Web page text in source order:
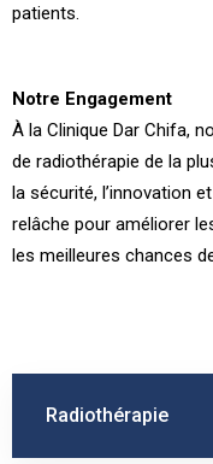
Radiothérapie
patients.
Notre Engagement
À la Clinique Dar Chifa,
de radiothérapie de la
la sécurité, l’innovation
relâche pour améliorer
les meilleures chances